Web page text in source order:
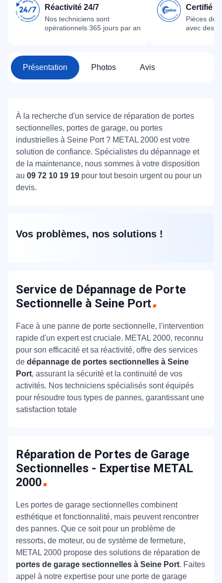
Réactivité 24/7
Nos techniciens sont
opérationnels 365 jours par an
Certifié
Pièces
avec des
Présentation Photos Avis
À la recherche d'un service de réparation de portes
sectionnelles, portes de garage, ou portes
industrielles à Seine Port ? METAL 2000 est votre
solution de confiance. Spécialistes du dépannage et
de la maintenance, nous sommes à votre disposition
au 09 72 10 19 19 pour tout besoin urgent ou pour un
devis.
Vos problèmes, nos solutions !
Service de Dépannage de Porte
Sectionnelle à Seine Port
Face à une panne de porte sectionnelle, l'intervention
rapide d'un expert est cruciale. METAL 2000, reconnu
pour son efficacité et sa réactivité, offre des services
de dépannage de portes sectionnelles à Seine
Port, assurant la sécurité et la continuité de vos
activités. Nos techniciens spécialisés sont équipés
pour résoudre tous types de pannes, garantissant une
satisfaction totale
Réparation de Portes de Garage
Sectionnelles - Expertise METAL
2000
Les portes de garage sectionnelles combinent
esthétique et fonctionnalité, mais peuvent rencontrer
des pannes. Que ce soit pour un problème de
ressorts, de moteur, ou de système de fermeture,
METAL 2000 propose des solutions de réparation de
portes de garage sectionnelles à Seine Port. Faites
appel à notre expertise pour une porte de garage